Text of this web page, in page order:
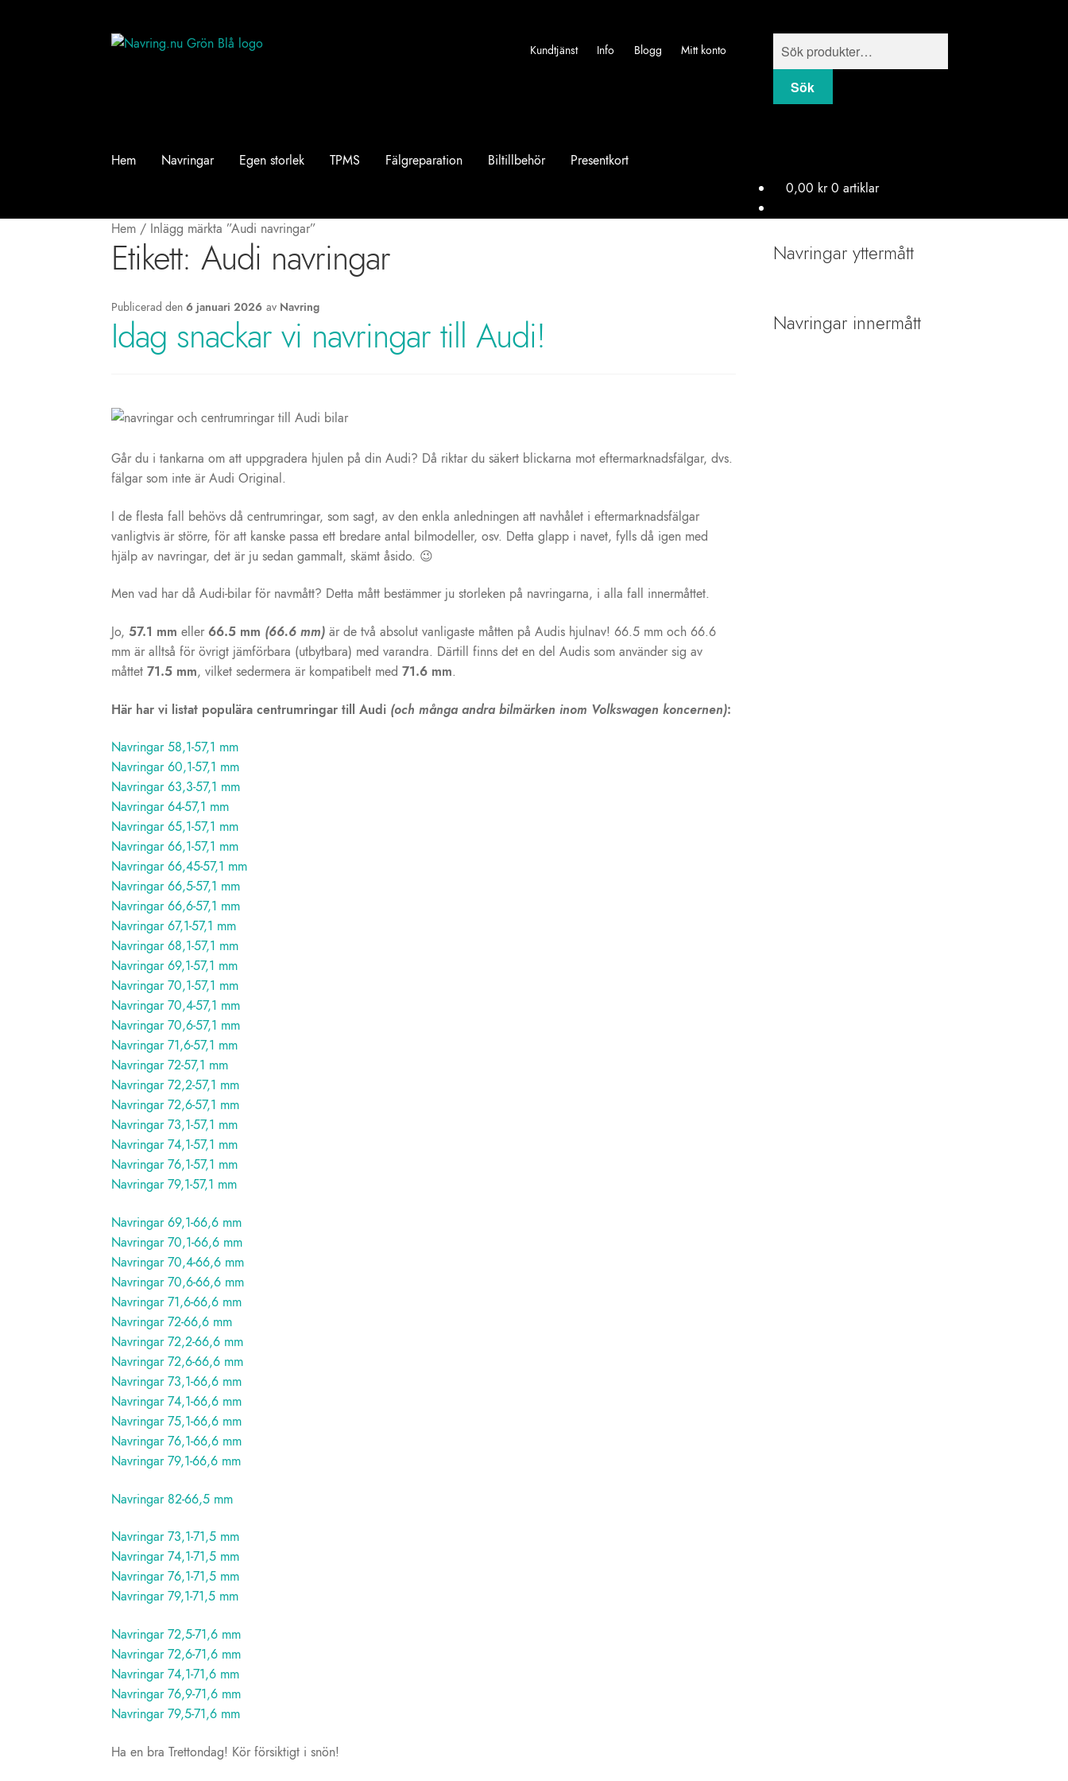
Hoppa
Hoppa
Kundtjänst Info Blogg Mitt konto
Products
search
Sök
Hem Navringar Egen storlek TPMS Fälgreparation Biltillbehör
Presentkort
0,00 kr 0 artiklar
Hem / Inlägg märkta ”Audi navringar”
Etikett:Audi navringar
Publicerad den6 januari 2026 av Navring
Idag snackar vi navringar till Audi!
Går du i tankarna om att uppgradera hjulen på din Audi? Då riktar du säkert blickarna mot eftermarknadsfälgar, dvs.
fälgar som inte är Audi Original.
I de flesta fall behövs då centrumringar, som sagt, av den enkla anledningen att navhålet i eftermarknadsfälgar
vanligtvis är större, för att kanske passa ett bredare antal bilmodeller, osv. Detta glapp i navet, fylls då igen med
hjälp av navringar, det är ju sedan gammalt, skämt åsido. 😉
Men vad har då Audi-bilar för navmått? Detta mått bestämmer ju storleken på navringarna, i alla fall innermåttet.
Jo, 57.1 mm eller66.5 mm (66.6 mm) är de två absolut vanligaste måtten på Audis hjulnav! 66.5 mm och 66.6
mm är alltså för övrigt jämförbara (utbytbara) med varandra. Därtill finns det en del Audis som använder sig av
måttet71.5 mm, vilket sedermera är kompatibelt med71.6 mm.
Här har vi listat populära centrumringar till Audi (och många andra bilmärken inom Volkswagen koncernen):
Navringar 58,1-57,1 mm
Navringar 60,1-57,1 mm
Navringar 63,3-57,1 mm
Navringar 64-57,1 mm
Navringar 65,1-57,1 mm
Navringar 66,1-57,1 mm
Navringar 66,45-57,1 mm
Navringar 66,5-57,1 mm
Navringar 66,6-57,1 mm
Navringar 67,1-57,1 mm
Navringar 68,1-57,1 mm
Navringar 69,1-57,1 mm
Navringar 70,1-57,1 mm
Navringar 70,4-57,1 mm
Navringar 70,6-57,1 mm
Navringar 71,6-57,1 mm
Navringar 72-57,1 mm
Navringar 72,2-57,1 mm
Navringar 72,6-57,1 mm
Navringar 73,1-57,1 mm
Navringar 74,1-57,1 mm
Navringar 76,1-57,1 mm
Navringar 79,1-57,1 mm
Navringar 69,1-66,6 mm
Navringar 70,1-66,6 mm
Navringar 70,4-66,6 mm
Navringar 70,6-66,6 mm
Navringar 71,6-66,6 mm
Navringar 72-66,6 mm
Navringar 72,2-66,6 mm
Navringar 72,6-66,6 mm
Navringar 73,1-66,6 mm
Navringar 74,1-66,6 mm
Navringar 75,1-66,6 mm
Navringar 76,1-66,6 mm
Navringar 79,1-66,6 mm
Navringar 82-66,5 mm
Navringar 73,1-71,5 mm
Navringar 74,1-71,5 mm
Navringar 76,1-71,5 mm
Navringar 79,1-71,5 mm
Navringar 72,5-71,6 mm
Navringar 72,6-71,6 mm
Navringar 74,1-71,6 mm
Navringar 76,9-71,6 mm
Navringar 79,5-71,6 mm
Ha en bra Trettondag! Kör försiktigt i snön!
Navringar yttermått
Navringar innermått